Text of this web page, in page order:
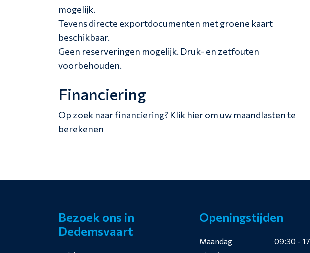
mogelijk.
Tevens directe exportdocumenten met groene kaart
beschikbaar.
Geen reserveringen mogelijk. Druk- en zetfouten
voorbehouden.
Financiering
Op zoek naar financiering? Klik hier om uw maandlasten te
berekenen
Bezoek ons in
Dedemsvaart
Openingstijden
Maandag
09:30 -